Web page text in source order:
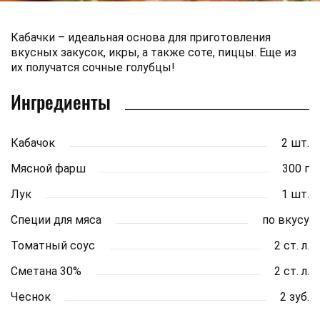
Кабачки – идеальная основа для приготовления
вкусных закусок, икры, а также соте, пиццы. Еще из
их получатся сочные голубцы!
Ингредиенты
Кабачок
2 шт.
Мясной фарш
300 г
Лук
1 шт.
Специи для мяса
по вкусу
Томатный соус
2 ст. л.
Сметана 30%
2 ст. л.
Чеснок
2 зуб.